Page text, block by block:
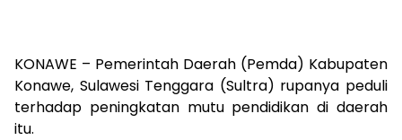
KONAWE – Pemerintah Daerah (Pemda) Kabupaten
Konawe, Sulawesi Tenggara (Sultra) rupanya peduli
terhadap peningkatan mutu pendidikan di daerah
itu.